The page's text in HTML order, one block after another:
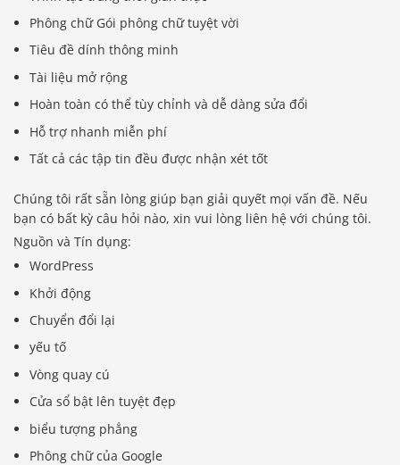
Phông chữ Gói phông chữ tuyệt vời
Tiêu đề dính thông minh
Tài liệu mở rộng
Hoàn toàn có thể tùy chỉnh và dễ dàng sửa đổi
Hỗ trợ nhanh miễn phí
Tất cả các tập tin đều được nhận xét tốt
Chúng tôi rất sẵn lòng giúp bạn giải quyết mọi vấn đề. Nếu
bạn có bất kỳ câu hỏi nào, xin vui lòng liên hệ với chúng tôi.
Nguồn và Tín dụng:
WordPress
Khởi động
Chuyển đổi lại
yếu tố
Vòng quay cú
Cửa sổ bật lên tuyệt đẹp
biểu tượng phẳng
Phông chữ của Google